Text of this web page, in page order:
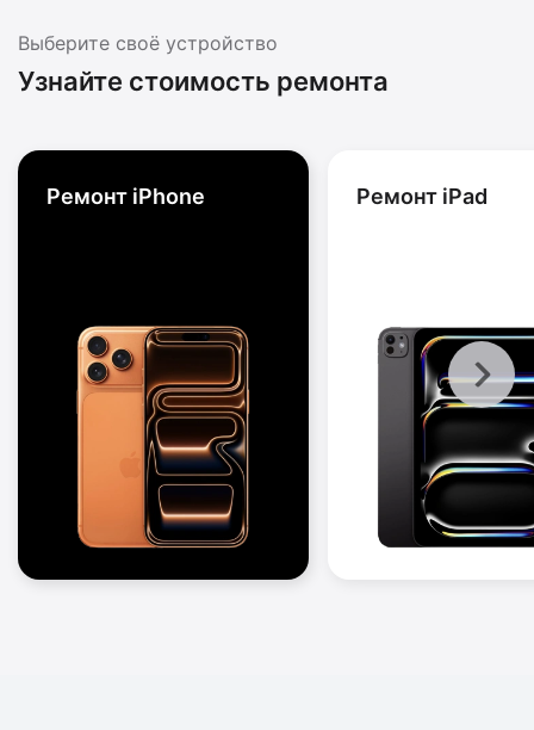
Выберите своё устройство
Узнайте стоимость ремонта
Ремонт iPhone Ремонт iPad